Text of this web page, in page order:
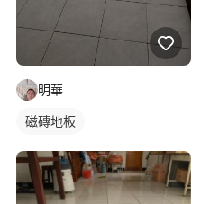
明華
磁磚地板